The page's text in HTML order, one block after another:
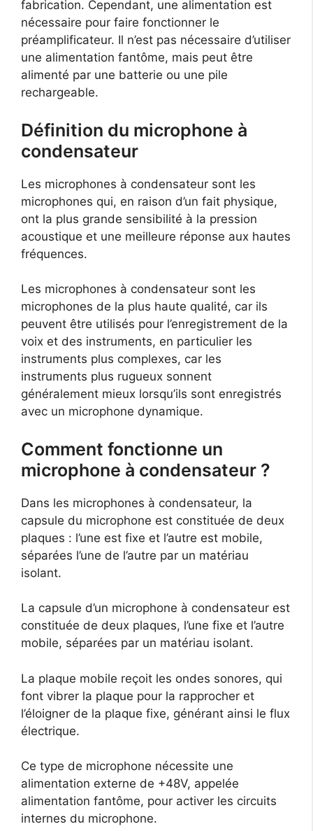
fabrication. Cependant, une alimentation est
nécessaire pour faire fonctionner le
préamplificateur. Il n’est pas nécessaire d’utiliser
une alimentation fantôme, mais peut être
alimenté par une batterie ou une pile
rechargeable.
Définition du microphone à
condensateur
Les microphones à condensateur sont les
microphones qui, en raison d’un fait physique,
ont la plus grande sensibilité à la pression
acoustique et une meilleure réponse aux hautes
fréquences.
Les microphones à condensateur sont les
microphones de la plus haute qualité, car ils
peuvent être utilisés pour l’enregistrement de la
voix et des instruments, en particulier les
instruments plus complexes, car les
instruments plus rugueux sonnent
généralement mieux lorsqu’ils sont enregistrés
avec un microphone dynamique.
Comment fonctionne un
microphone à condensateur ?
Dans les microphones à condensateur, la
capsule du microphone est constituée de deux
plaques : l’une est fixe et l’autre est mobile,
séparées l’une de l’autre par un matériau
isolant.
La capsule d’un microphone à condensateur est
constituée de deux plaques, l’une fixe et l’autre
mobile, séparées par un matériau isolant.
La plaque mobile reçoit les ondes sonores, qui
font vibrer la plaque pour la rapprocher et
l’éloigner de la plaque fixe, générant ainsi le flux
électrique.
Ce type de microphone nécessite une
alimentation externe de +48V, appelée
alimentation fantôme, pour activer les circuits
internes du microphone.